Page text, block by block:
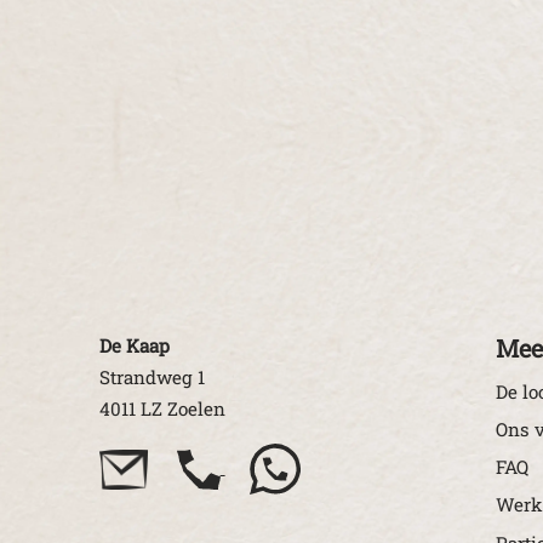
De Kaap
Strandweg 1
4011 LZ Zoelen
De
Ons
FAQ